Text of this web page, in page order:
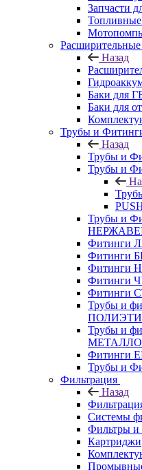
Запчасти
Расширительные
Назад
Баки для
Баки для
Трубы и
Назад
Трубы и
Трубы и
Трубы и
Фитинги
Фитинги
Фитинги
Фитинги
Фитинги
Трубы и
Трубы и
Фитинги
Трубы и
Фильтрация
Назад
Системы
Фильтры и
Картриджи